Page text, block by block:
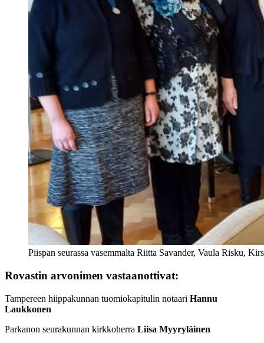
Piispan seurassa vasemmalta Riitta Savander, Vaula Risku,
Rovastin arvonimen vastaanottivat:
Tampereen hiippakunnan tuomiokapitulin notaari Hannu
Laukkonen
Parkanon seurakunnan kirkkoherra Liisa Myyryläinen